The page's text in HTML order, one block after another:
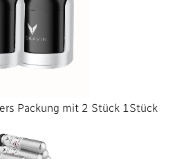
Packung mit 2 Stück 1Stück